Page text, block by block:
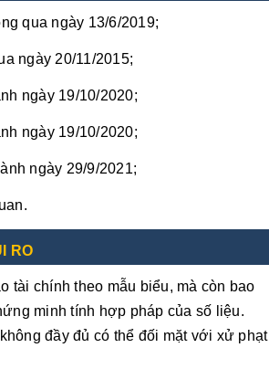
qua ngày 13/6/2019;
ngày 20/11/2015;
ngày 19/10/2020;
ngày 19/10/2020;
ngày 29/9/2021;
RO
tài chính theo mẫu biểu, mà còn bao
minh tính hợp pháp của số liệu.
đầy đủ có thể đối mặt với xử phạt